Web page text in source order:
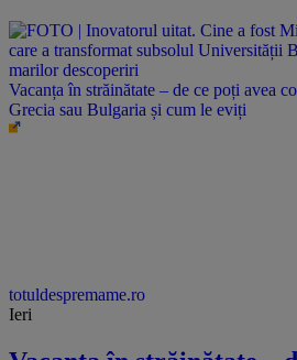
Vacanța în străinătate – de ce poți avea
Grecia sau Bulgaria și cum le eviți
totuldespremame.ro
Ieri